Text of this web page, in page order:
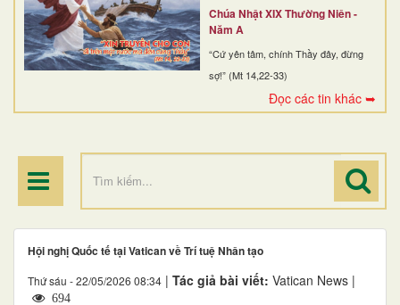
Chúa Nhật XIX Thường Niên -
Năm A
“Cứ yên tâm, chính Thầy đây, đừng
sợ!” (Mt 14,22-33)
Đọc các tin khác ➥
BAN MỤC VỤ
ĐOÀN THỂ CG
ĐIỂM HÀNH HƯƠNG
Hội nghị Quốc tế tại Vatican về Trí tuệ Nhân tạo
Thứ sáu - 22/05/2026 08:34 | Tác giả bài viết: Vatican News |
694